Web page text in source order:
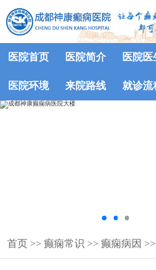
医院首页 医院简介 医院医
医院环境 来院路线 就诊流
首页 >> 癫痫常识 >> 癫痫病因